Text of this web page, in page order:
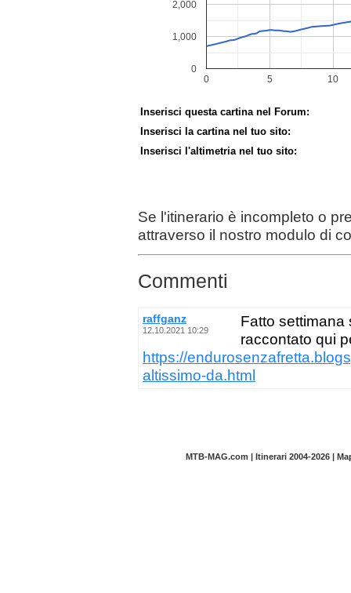
Inserisci questa cartina nel Forum:
Inserisci la cartina nel tuo sito:
Inserisci l'altimetria nel tuo sito:
Se l'itinerario è incompleto o
attraverso il nostro modulo di
Commenti
raffganz
12.10.2021 10:29
Fatto settimana
raccontato qui
https://
altissimo-da.html
MTB-MAG.com | Itinerari 2004-2026 |